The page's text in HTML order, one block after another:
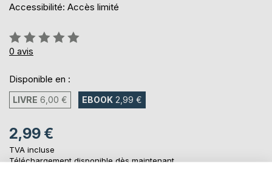
Accessibilité: Accès limité
Évaluation:
0%
0 avis
Disponible en :
LIVRE 6,00 € EBOOK 2,99 €
2,99 €
TVA incluse
Téléchargement disponible dès maintenant